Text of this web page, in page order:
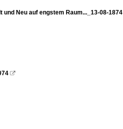
Neu auf engstem Raum..._13-08-1874
